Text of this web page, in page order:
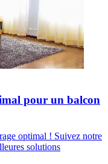
pour un balcon
optimal ! Suivez notre
solutions